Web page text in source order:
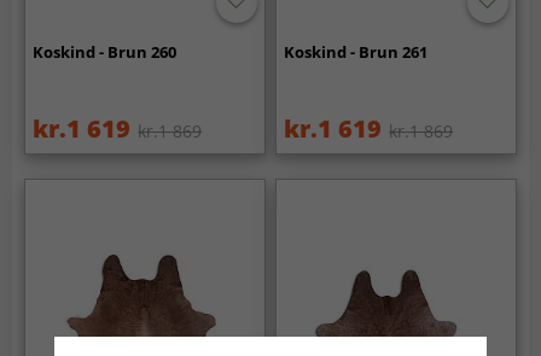
Koskind - Brun 260
kr.1 619 kr.1 869
Koskind - Brun 261
kr.1 619 kr.1 869